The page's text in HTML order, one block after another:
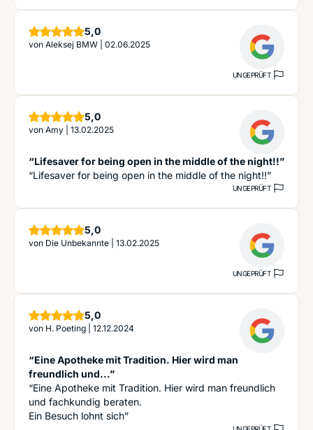
5,0Sterne
von Aleksej BMW 02.06.2025
UNGEPRÜFT
5,0Sterne
von Amy 13.02.2025
“Lifesaver for being open in the middle of the night!!”
“Lifesaver for being open in the middle of the night!!”
UNGEPRÜFT
5,0Sterne
von Die Unbekannte 13.02.2025
UNGEPRÜFT
5,0Sterne
von H. Poeting 12.12.2024
“Eine Apotheke mit Tradition. Hier wird man
freundlich und...”
“Eine Apotheke mit Tradition. Hier wird man freundlich
und fachkundig beraten.
Ein Besuch lohnt sich”
UNGEPRÜFT